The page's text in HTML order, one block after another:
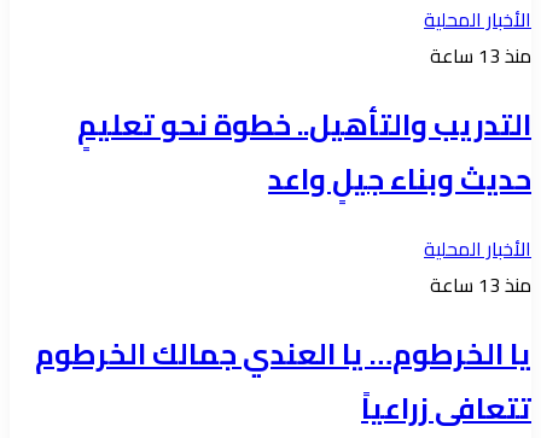
الأخبار المحلية
منذ 13 ساعة
التدريب والتأهيل.. خطوة نحو تعليمٍ
حديث وبناء جيلٍ واعد
الأخبار المحلية
منذ 13 ساعة
يا الخرطوم… يا العندي جمالك الخرطوم
تتعافى زراعياً